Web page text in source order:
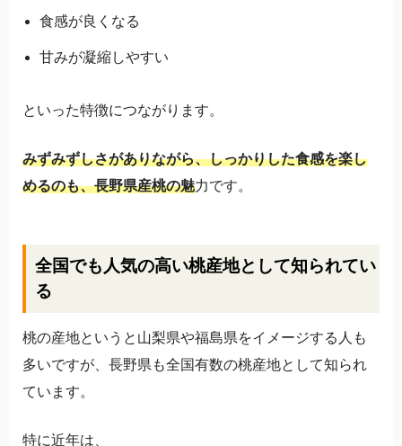
食感が良くなる
甘みが凝縮しやすい
といった特徴につながります。
みずみずしさがありながら、しっかりした食感を楽し
めるのも、長野県産桃の魅力です。
全国でも人気の高い桃産地として知られてい
る
桃の産地というと山梨県や福島県をイメージする人も
多いですが、長野県も全国有数の桃産地として知られ
ています。
特に近年は、